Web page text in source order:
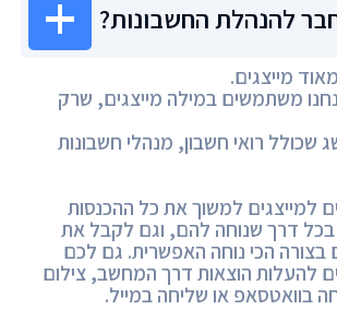
להנהלת החשבונות?
מייצגים.
משתמשים במילה מייצגים, שרק
שכולל רואי חשבון, מנהלי חשבונות
למייצגים למשוך את כל ההכנסות
דרך שנוחה להם, וגם לקבל את
בצורה הכי נוחה האפשרית. גם לכם
להעלות הוצאות דרך המחשב, צילום
בוואטסאפ או שליחה במייל.